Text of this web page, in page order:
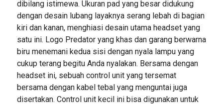
dibilang istimewa. Ukuran pad yang besar didukung
dengan desain lubang layaknya serang lebah di bagian
kiri dan kanan, menghiasi desain utama headset yang
satu ini. Logo Predator yang khas dan garang berwarna
biru menemani kedua sisi dengan nyala lampu yang
cukup terang begitu Anda nyalakan. Bersama dengan
headset ini, sebuah control unit yang tersemat
bersama dengan kabel tebal yang menguntai juga
disertakan. Control unit kecil ini bisa digunakan untuk